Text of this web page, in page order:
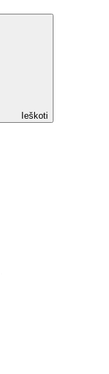
Ieškoti